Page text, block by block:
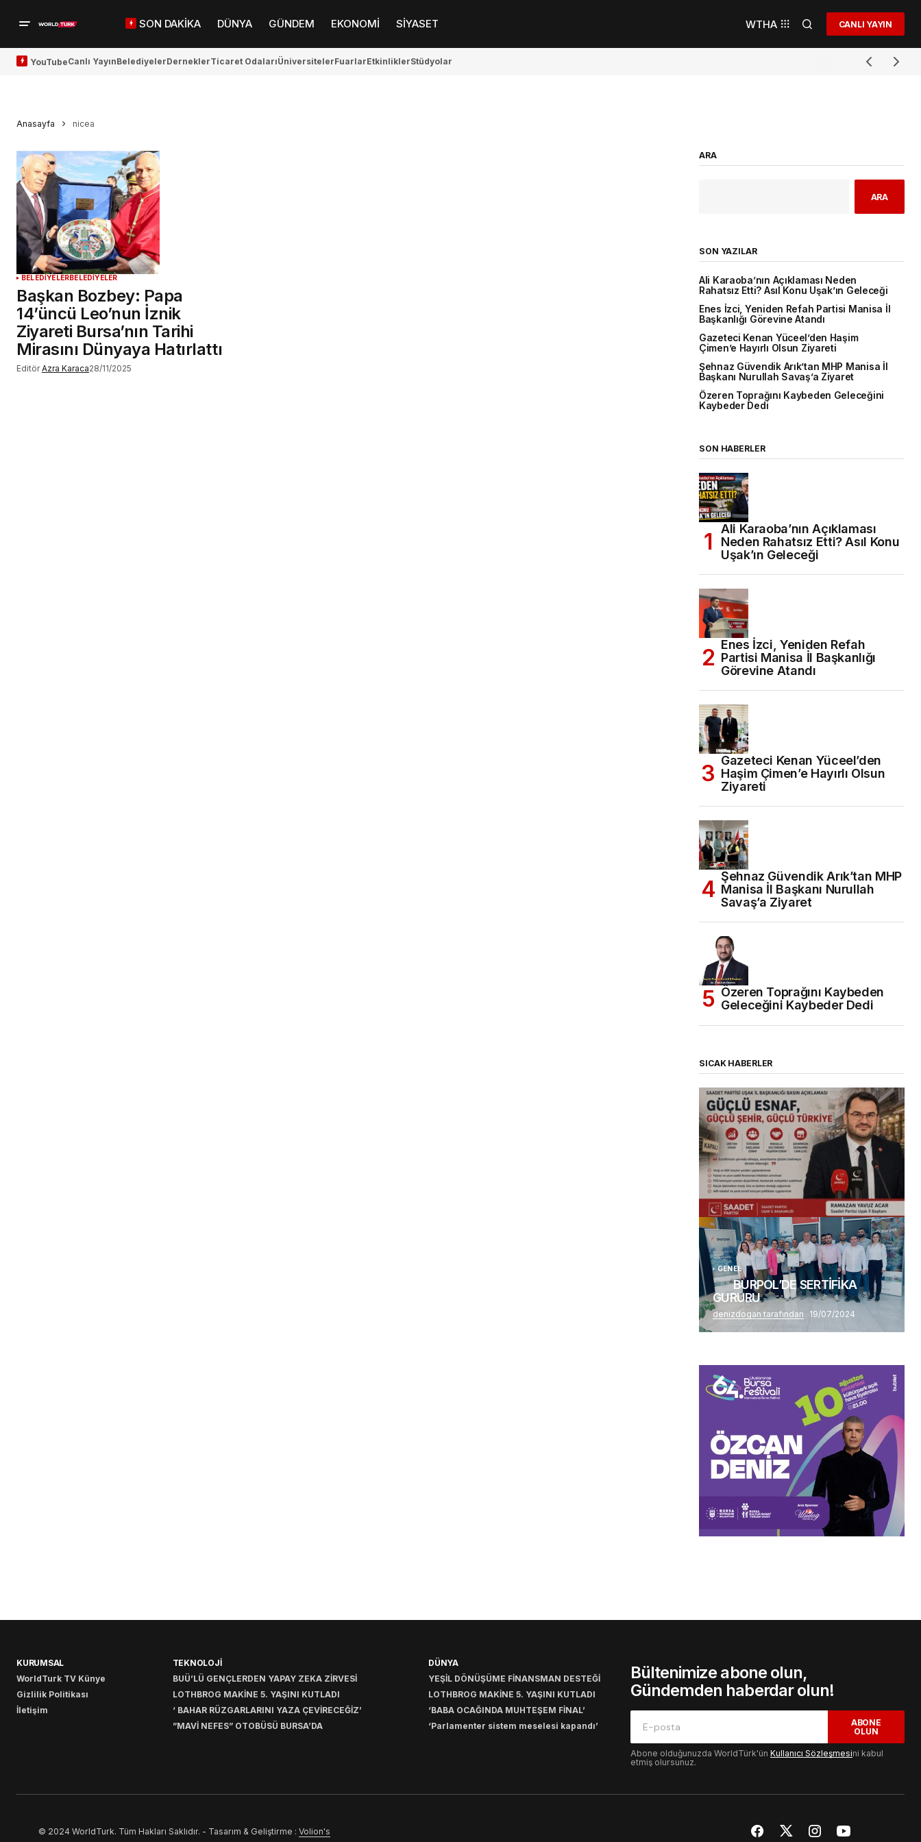
SON DAKİKA DÜNYA GÜNDEM EKONOMİ SİYASET WTHA CANLI YAYIN
YouTubeCanlı YayınBelediyelerDerneklerTicaret OdalarıÜniversitelerFuarlarEtkinliklerStüdyolar
Anasayfa nicea
BELEDİYELERBELEDİYELER
Başkan Bozbey: Papa
14’üncü Leo’nun İznik
Ziyareti Bursa’nın Tarihi
Mirasını Dünyaya Hatırlattı
Editör Azra Karaca28/11/2025
ARA
ARA
SON YAZILAR
Ali Karaoba’nın Açıklaması Neden
Rahatsız Etti? Asıl Konu Uşak’ın Geleceği
Enes İzci, Yeniden Refah Partisi Manisa İl
Başkanlığı Görevine Atandı
Gazeteci Kenan Yüceel’den Haşim
Çimen’e Hayırlı Olsun Ziyareti
Şehnaz Güvendik Arık’tan MHP Manisa İl
Başkanı Nurullah Savaş’a Ziyaret
Özeren Toprağını Kaybeden Geleceğini
Kaybeder Dedi
SON HABERLER
Ali Karaoba’nın Açıklaması
Neden Rahatsız Etti? Asıl Konu
Uşak’ın Geleceği
Enes İzci, Yeniden Refah
Partisi Manisa İl Başkanlığı
Görevine Atandı
Gazeteci Kenan Yüceel’den
Haşim Çimen’e Hayırlı Olsun
Ziyareti
Şehnaz Güvendik Arık’tan MHP
Manisa İl Başkanı Nurullah
Savaş’a Ziyaret
Özeren Toprağını Kaybeden
Geleceğini Kaybeder Dedi
SICAK HABERLER
(başlıksız)
Alaattin Karahan tarafından 14/07/2026
GENEL
BURPOL’DE SERTİFİKA
GURURU
denizdogan tarafından 19/07/2024
KURUMSAL
WorldTurk TV Künye
Gizlilik Politikası
İletişim
TEKNOLOJİ
BUÜ’LÜ GENÇLERDEN YAPAY ZEKA ZİRVESİ
LOTHBROG MAKİNE 5. YAŞINI KUTLADI
‘ BAHAR RÜZGARLARINI YAZA ÇEVİRECEĞİZ’
”MAVİ NEFES” OTOBÜSÜ BURSA’DA
DÜNYA
YEŞİL DÖNÜŞÜME FİNANSMAN DESTEĞİ
LOTHBROG MAKİNE 5. YAŞINI KUTLADI
‘BABA OCAĞINDA MUHTEŞEM FİNAL’
‘Parlamenter sistem meselesi kapandı’
Bültenimize abone olun,
Gündemden haberdar olun!
ABONE
OLUN
Abone olduğunuzda WorldTürk'ün Kullanıcı Sözleşmesini kabul
etmiş olursunuz.
© 2024 WorldTurk. Tüm Hakları Saklıdır. - Tasarım & Geliştirme : Volion's